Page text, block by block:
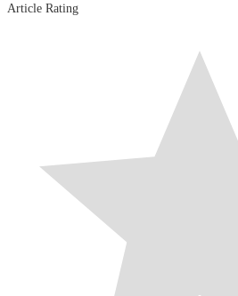
Article Rating